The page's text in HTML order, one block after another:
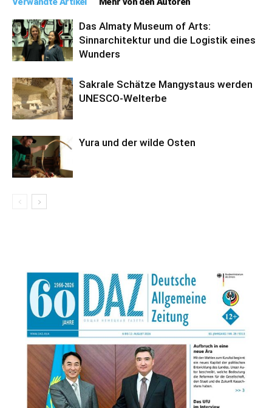
Das Almaty Museum of Arts:
Sinnarchitektur und die Logistik eines
Wunders
Sakrale Schätze Mangystaus werden
UNESCO-Welterbe
Yura und der wilde Osten